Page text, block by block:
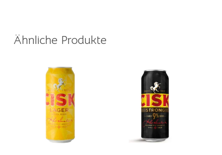
Ähnliche Produkte